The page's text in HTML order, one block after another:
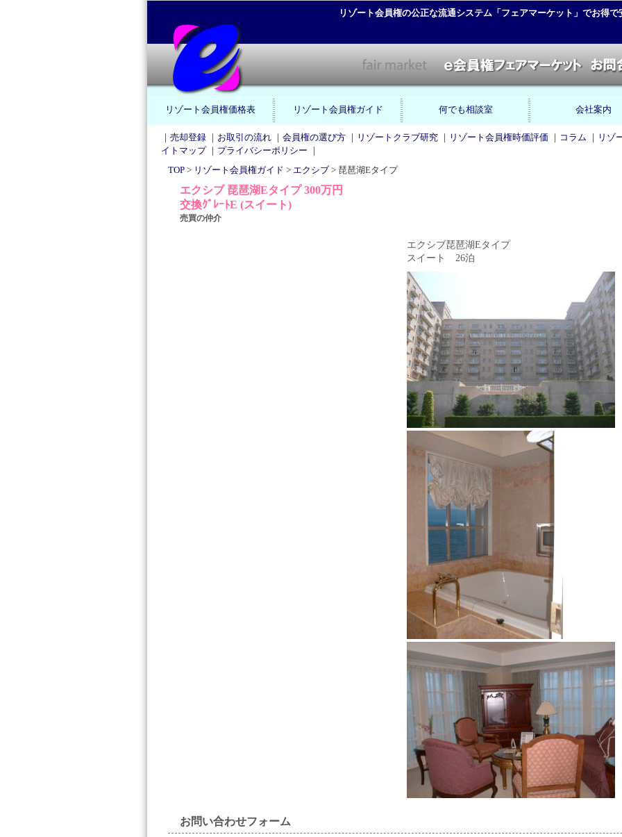
リゾート会員権の公正な流通システム「フェアマーケット」でお得
リゾート会員権価格表 リゾート会員権ガイド 何でも相談室 会社案内
売却登録 お取引の流れ 会員権の選び方 リゾートクラブ研究 リゾート会員権時価評価 コラム リゾ
イトマップ
プライバシーポリシー
TOP > リゾート会員権ガイド > エクシブ > 琵琶湖Eタイプ
エクシブ 琵琶湖Eタイプ 300万円
交換ｸﾞﾚｰﾄE (スイート)
売買の仲介
エクシブ琵琶湖Eタイプ
スイート 26泊
お問い合わせフォーム